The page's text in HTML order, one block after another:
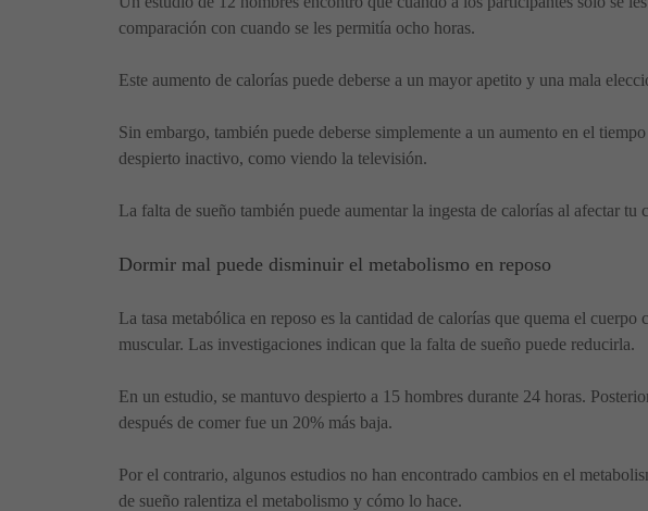
comparación con cuando se les permitía ocho horas.
Este aumento de calorías puede deberse a un mayor apetito y una mala
Sin embargo, también puede deberse simplemente a un aumento en el
despierto inactivo, como viendo la televisión.
La falta de sueño también puede aumentar la ingesta de calorías al afectar
Dormir mal puede disminuir el metabolismo en reposo
La tasa metabólica en reposo es la cantidad de calorías que quema el
muscular. Las investigaciones indican que la falta de sueño puede reducirla.
En un estudio, se mantuvo despierto a 15 hombres durante 24 horas.
después de comer fue un 20% más baja.
Por el contrario, algunos estudios no han encontrado cambios en el
de sueño ralentiza el metabolismo y cómo lo hace.